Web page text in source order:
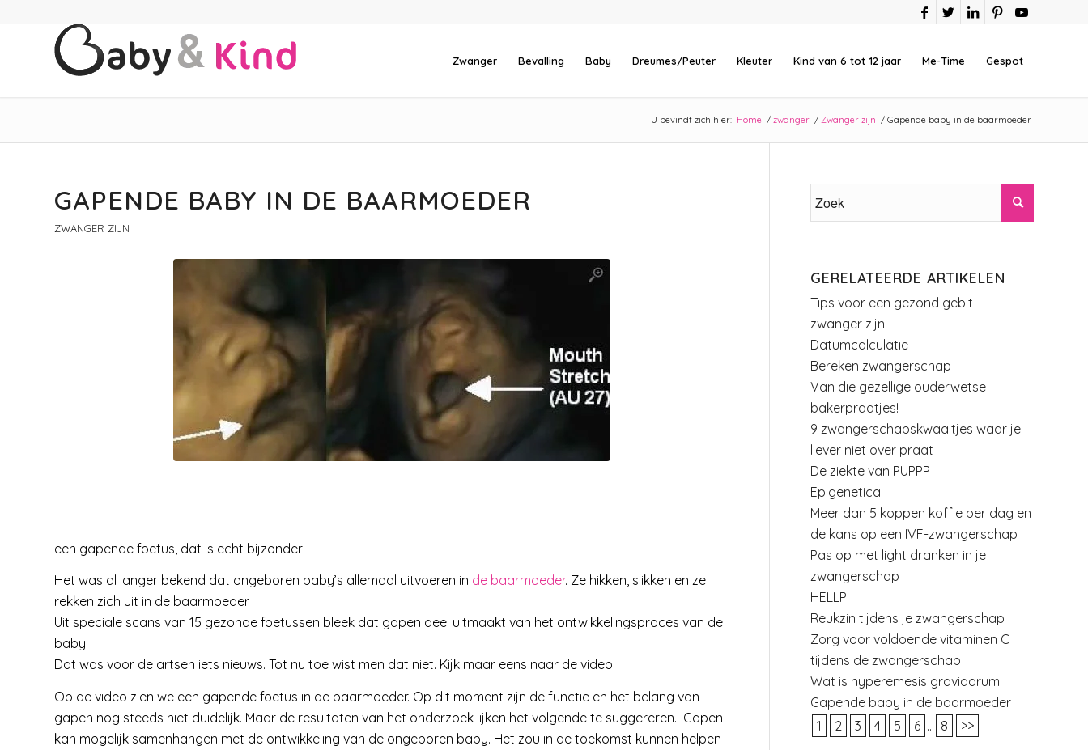
Zwanger Bevalling Baby Dreumes/Peuter Kleuter Kind van 6 tot 12 jaar Me-Time Gespot
U bevindt zich hier: Home / zwanger / Zwanger zijn / Gapende baby in de baarmoeder
GAPENDE BABY IN DE BAARMOEDER
ZWANGER ZIJN
een gapende foetus, dat is echt bijzonder
Het was al langer bekend dat ongeboren baby’s allemaal uitvoeren in de baarmoeder. Ze hikken, slikken en ze
rekken zich uit in de baarmoeder.
Uit speciale scans van 15 gezonde foetussen bleek dat gapen deel uitmaakt van het ontwikkelingsproces van de
baby.
Dat was voor de artsen iets nieuws. Tot nu toe wist men dat niet. Kijk maar eens naar de video:
Op de video zien we een gapende foetus in de baarmoeder. Op dit moment zijn de functie en het belang van
gapen nog steeds niet duidelijk. Maar de resultaten van het onderzoek lijken het volgende te suggereren. Gapen
kan mogelijk samenhangen met de ontwikkeling van de ongeboren baby. Het zou in de toekomst kunnen helpen
GERELATEERDE ARTIKELEN
Tips voor een gezond gebit
zwanger zijn
Datumcalculatie
Bereken zwangerschap
Van die gezellige ouderwetse
bakerpraatjes!
9 zwangerschapskwaaltjes waar je
liever niet over praat
De ziekte van PUPPP
Epigenetica
Meer dan 5 koppen koffie per dag en
de kans op een IVF-zwangerschap
Pas op met light dranken in je
zwangerschap
HELLP
Reukzin tijdens je zwangerschap
Zorg voor voldoende vitaminen C
tijdens de zwangerschap
Wat is hyperemesis gravidarum
Gapende baby in de baarmoeder
1
2 3 4 5 6 ... 8 >>